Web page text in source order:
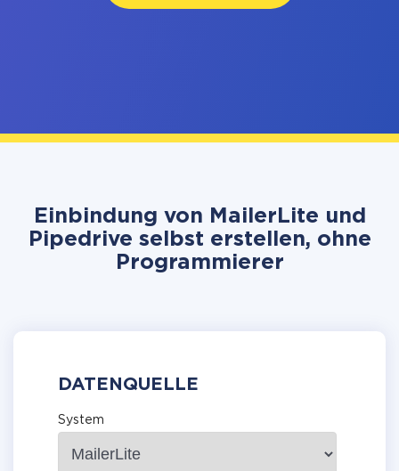
Einbindung von MailerLite und
Pipedrive selbst erstellen, ohne
Programmierer
DATENQUELLE
System